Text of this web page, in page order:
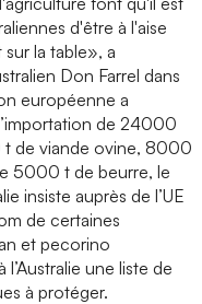
d'être à l'aise
la table», a
Don Farrel dans
européenne a
de 24000
de viande ovine, 8000
5000 t de beurre, le
insiste auprès de l’UE
de certaines
et pecorino
l’Australie une liste de
à protéger.